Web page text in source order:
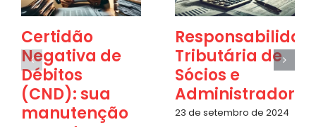
Certidão
Negativa de
Débitos
(CND): sua
manutenção
Tributária de
Sócios e
Administradores
23 de setembro de 2024